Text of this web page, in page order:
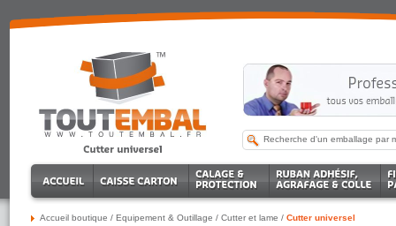
Accueil boutique / Equipement & Outillage / Cutter et lame / Cutter universel